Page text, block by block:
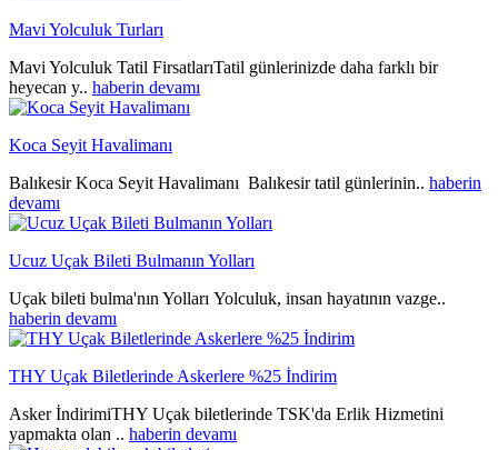
Mavi Yolculuk Turları
Mavi Yolculuk Tatil FirsatlarıTatil günlerinizde daha farklı bir
heyecan y.. haberin devamı
Koca Seyit Havalimanı
Balıkesir Koca Seyit Havalimanı Balıkesir tatil günlerinin.. haberin
devamı
Ucuz Uçak Bileti Bulmanın Yolları
Uçak bileti bulma'nın Yolları Yolculuk, insan hayatının vazge..
haberin devamı
THY Uçak Biletlerinde Askerlere %25 İndirim
Asker İndirimiTHY Uçak biletlerinde TSK'da Erlik Hizmetini
yapmakta olan .. haberin devamı